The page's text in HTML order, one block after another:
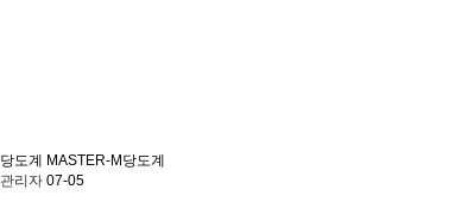
당도계
MASTER-M당도계
관리자 07-05